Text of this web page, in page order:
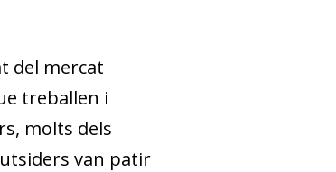
del mercat
treballen i
, molts dels
van patir